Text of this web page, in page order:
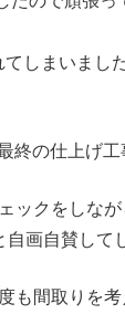
しまいました
終の仕上げ工
ックをしな
自画自賛し
も間取りを